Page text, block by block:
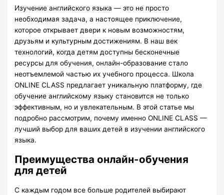
Изучение английского языка — это не просто
необходимая задача, а настоящее приключение,
которое открывает двери к новым возможностям,
друзьям и культурным достижениям. В наш век
технологий, когда детям доступны бесконечные
ресурсы для обучения, онлайн-образование стало
неотъемлемой частью их учебного процесса. Школа
ONLINE CLASS предлагает уникальную платформу, где
обучение английскому языку становится не только
эффективным, но и увлекательным. В этой статье мы
подробно рассмотрим, почему именно ONLINE CLASS —
лучший выбор для ваших детей в изучении английского
языка.
Преимущества онлайн-обучения
для детей
С каждым годом все больше родителей выбирают